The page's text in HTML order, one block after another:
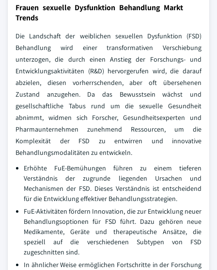
Frauen sexuelle Dysfunktion Behandlung Markt
Trends
Die Landschaft der weiblichen sexuellen Dysfunktion (FSD)
Behandlung wird einer transformativen Verschiebung
unterzogen, die durch einen Anstieg der Forschungs- und
Entwicklungsaktivitäten (R&D) hervorgerufen wird, die darauf
abzielen, diesen vorherrschenden, aber oft übersehenen
Zustand anzugehen. Da das Bewusstsein wächst und
gesellschaftliche Tabus rund um die sexuelle Gesundheit
abnimmt, widmen sich Forscher, Gesundheitsexperten und
Pharmaunternehmen zunehmend Ressourcen, um die
Komplexität der FSD zu entwirren und innovative
Behandlungsmodalitäten zu entwickeln.
Erhöhte FuE-Bemühungen führen zu einem tieferen
Verständnis der zugrunde liegenden Ursachen und
Mechanismen der FSD. Dieses Verständnis ist entscheidend
für die Entwicklung effektiver Behandlungsstrategien.
FuE-Aktivitäten fördern Innovation, die zur Entwicklung neuer
Behandlungsoptionen für FSD führt. Dazu gehören neue
Medikamente, Geräte und therapeutische Ansätze, die
speziell auf die verschiedenen Subtypen von FSD
zugeschnitten sind.
In ähnlicher Weise ermöglichen Fortschritte in der Forschung